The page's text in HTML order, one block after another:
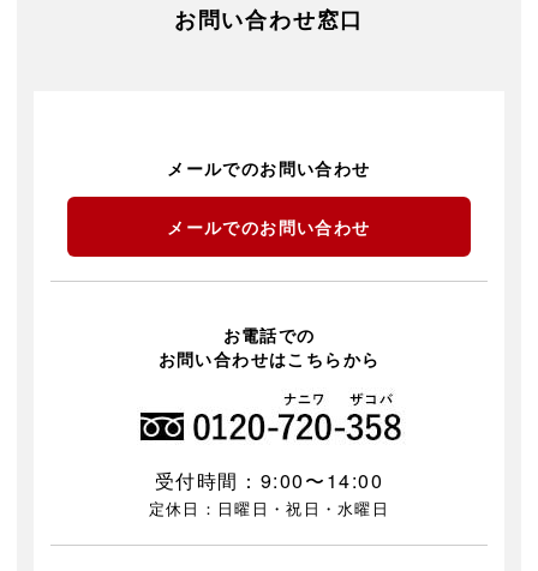
お問い合わせ窓口
メールでのお問い合わせ
メールでのお問い合わせ
お電話での
お問い合わせはこちらから
受付時間：9:00〜14:00
定休日：日曜日・祝日・水曜日